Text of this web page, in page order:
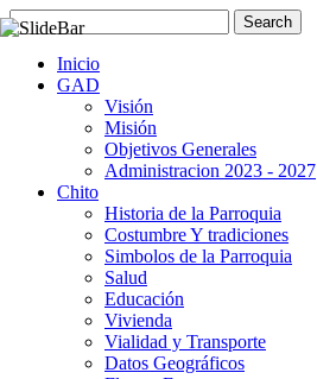
Inicio
GAD
Visión
Misión
Objetivos Generales
Administracion 2023 - 2027
Chito
Historia de la Parroquia
Costumbre Y tradiciones
Simbolos de la Parroquia
Salud
Educación
Vivienda
Vialidad y Transporte
Datos Geográficos